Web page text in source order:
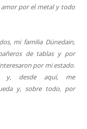
por el metal y todo
mi familia Dünedain,
de tablas y por
por mi estado.
y, desde aquí, me
y, sobre todo, por